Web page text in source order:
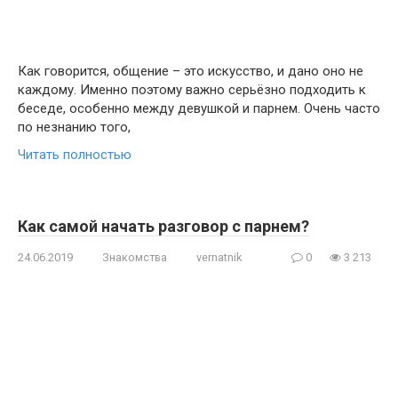
Как говорится, общение – это искусство, и дано оно не
каждому. Именно поэтому важно серьёзно подходить к
беседе, особенно между девушкой и парнем. Очень часто
по незнанию того,
Читать полностью
Как самой начать разговор с парнем?
24.06.2019 Знакомства vernatnik 0 3 213